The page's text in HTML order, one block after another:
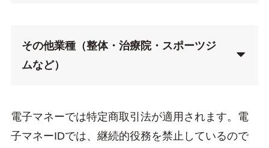
その他業種（整体・治療院・スポーツジ
ムなど）
電子マネーでは特定商取引法が適用されます。電
子マネーIDでは、継続的役務を禁止しているので